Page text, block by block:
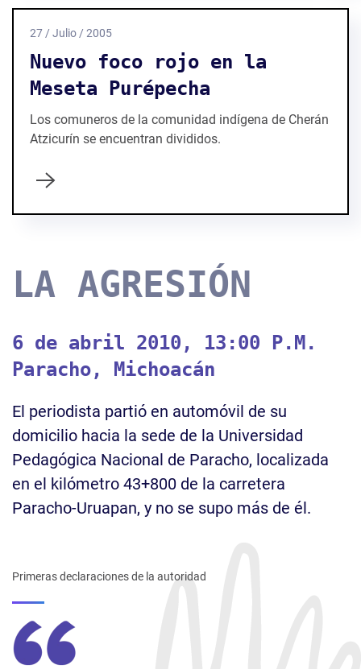
27 / Julio / 2005
Nuevo foco rojo en la
Meseta Purépecha
Los comuneros de la comunidad indígena de Cherán
Atzicurín se encuentran divididos.
LA AGRESIÓN
6 de abril 2010, 13:00 P.M.
Paracho, Michoacán
El periodista partió en automóvil de su
domicilio hacia la sede de la Universidad
Pedagógica Nacional de Paracho, localizada
en el kilómetro 43+800 de la carretera
Paracho-Uruapan, y no se supo más de él.
Primeras declaraciones de la autoridad